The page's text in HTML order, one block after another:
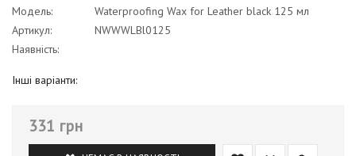
Модель:
Waterproofing Wax for Leather black 125 мл
Артикул:
NWWWLBl0125
Наявність:
Інші варіанти:
331 грн